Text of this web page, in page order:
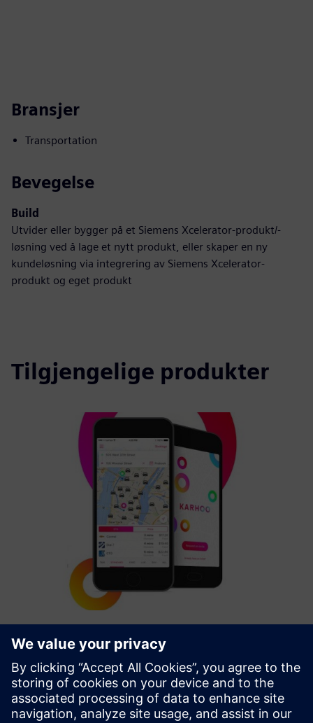
Bransjer
Transportation
Bevegelse
Build
Utvider eller bygger på et Siemens Xcelerator-produkt/-
løsning ved å lage et nytt produkt, eller skaper en ny
kundeløsning via integrering av Siemens Xcelerator-
produkt og eget produkt
Tilgjengelige produkter
Taxi & PHV services and ridehailing
Karhoo bringer lisensierte flåter sammen med Travel &
Hospitality merker for å skape smarte mobilitetsløsninger
over hele verden. Mobility Exchange-plattformen deres
tilbyr produkter (API/SDK og COTS microsites) slik at